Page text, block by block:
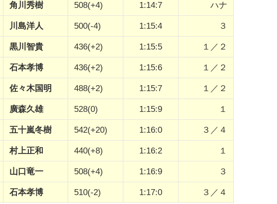
角川秀樹 508(+4) 1:14:7 ハナ
川島洋人 500(-4) 1:15:4 ３
黒川智貴 436(+2) 1:15:5 １／２
石本孝博 436(+2) 1:15:6 １／２
佐々木国明 488(+2) 1:15:7 １／２
廣森久雄 528(0) 1:15:9 １
五十嵐冬樹 542(+20) 1:16:0 ３／４
村上正和 440(+8) 1:16:2 １
山口竜一 508(+4) 1:16:9 ３
石本孝博 510(-2) 1:17:0 ３／４